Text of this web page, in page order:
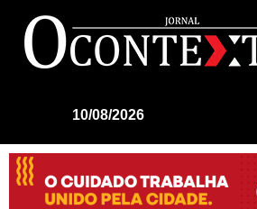
10/08/2026